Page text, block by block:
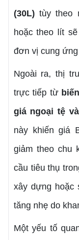
(30L) tùy theo
hoặc theo lít
đơn vị cung
Ngoài ra, thị
trực tiếp từ
giá ngoại tệ
này khiến giá
giảm theo chu
cầu tiêu thụ
xây dựng hoặc
tăng nhẹ do
Một yếu tố